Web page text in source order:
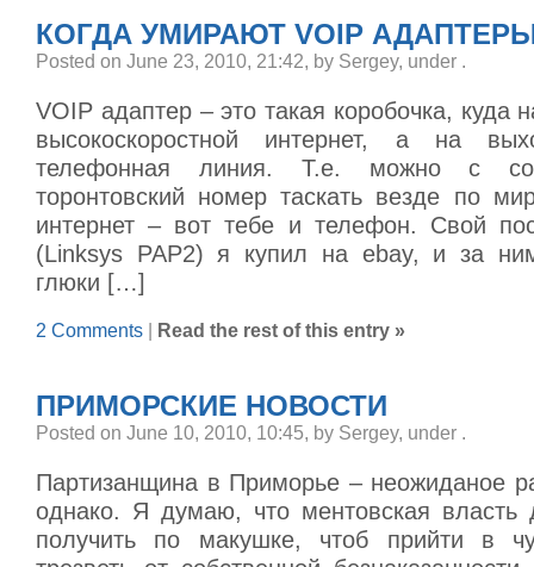
КОГДА УМИРАЮТ VOIP
Posted on June 23, 2010, 21:42, by Sergey, under .
VOIP адаптер – это такая коробочка, куда
высокоскоростной интернет, а на
телефонная линия. Т.е. можно с
торонтовский номер таскать везде по
интернет – вот тебе и телефон. Свой
(Linksys PAP2) я купил на ebay, и за
глюки […]
2 Comments Read the rest of this entry »
ПРИМОРСКИЕ НОВОСТИ
Posted on June 10, 2010, 10:45, by Sergey, under .
Партизанщина в Приморье – неожиданое
однако. Я думаю, что ментовская власть
получить по макушке, чтоб прийти в